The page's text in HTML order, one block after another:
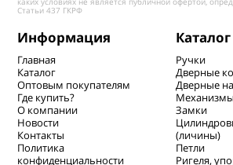
Статьи 437 ГКРФ
Информация
Главная
Каталог
Оптовым покупателям
Где купить?
О компании
Новости
Контакты
Политика
конфиденциальности
Каталог
Ручки
Дверные
Дверные
Замки
(личины)
Петли
Ригеля,